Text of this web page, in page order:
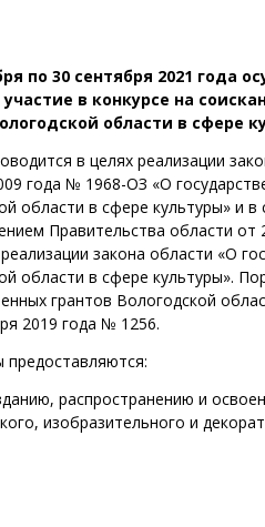
по 30 сентября 2021 года
в конкурсе на
области в сфере
в целях реализации
года № 1968-ОЗ «О
области в сфере культуры» и в
Правительства области от
закона области «О
области в сфере культуры».
грантов Вологодской
2019 года № 1256.
предоставляются:
распространению и
изобразительного и